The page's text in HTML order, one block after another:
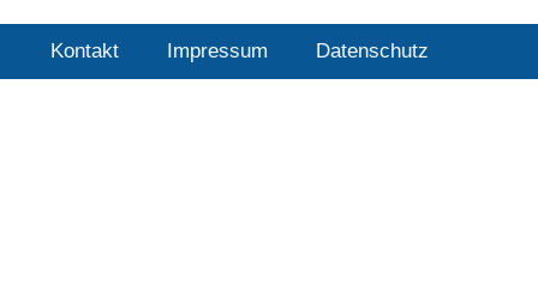
Kontakt Impressum Datenschutz